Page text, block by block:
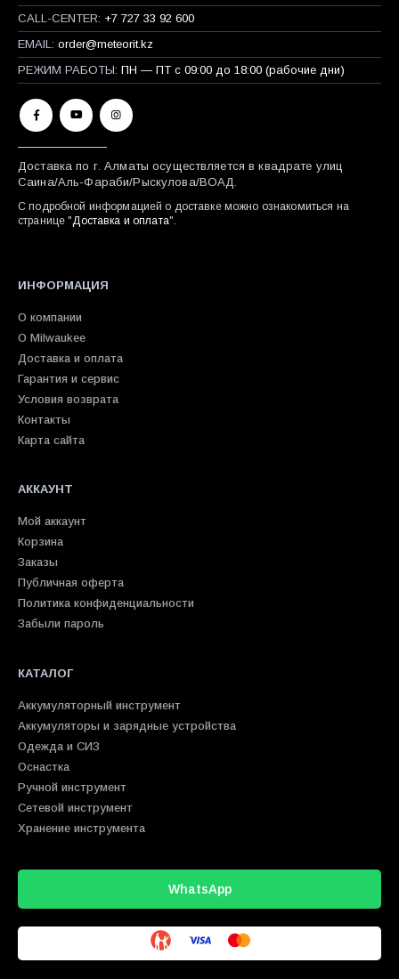
CALL-CENTER: +7 727 33 92 600
EMAIL: order@meteorit.kz
РЕЖИМ РАБОТЫ: ПН — ПТ с 09:00 до 18:00 (рабочие дни)
Доставка по г. Алматы осуществляется в квадрате улиц
Саина/Аль-Фараби/Рыскулова/ВОАД.
С подробной информацией о доставке можно ознакомиться на
странице " Доставка и оплата".
ИНФОРМАЦИЯ
О компании
О Milwaukee
Доставка и оплата
Гарантия и сервис
Условия возврата
Контакты
Карта сайта
АККАУНТ
Мой аккаунт
Корзина
Заказы
Публичная оферта
Политика конфиденциальности
Забыли пароль
КАТАЛОГ
Аккумуляторный инструмент
Аккумуляторы и зарядные устройства
Одежда и СИЗ
Оснастка
Ручной инструмент
Сетевой инструмент
Хранение инструмента
WhatsApp